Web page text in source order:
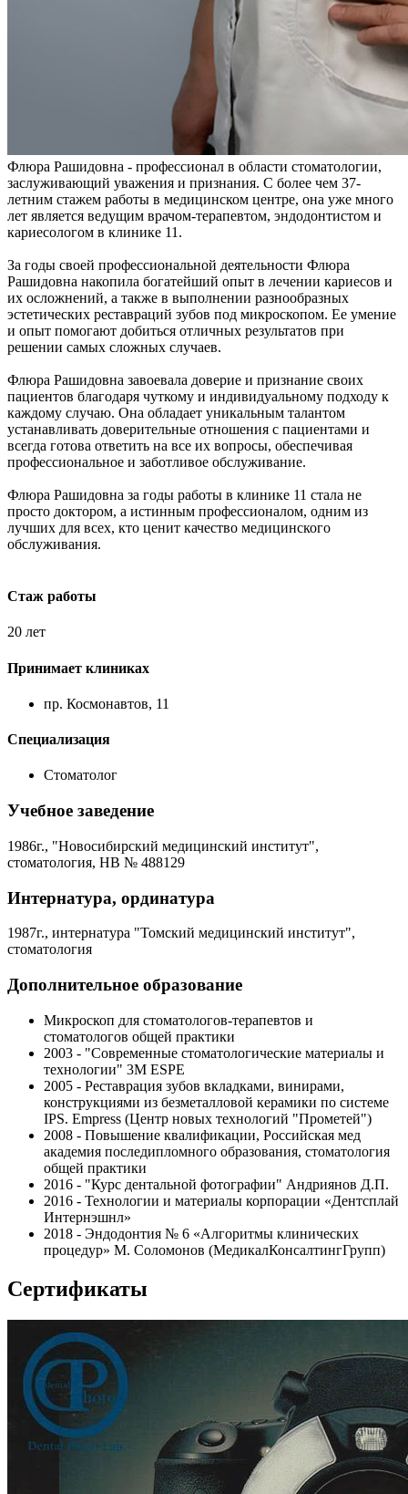
Флюра Рашидовна - профессионал в области стоматологии,
заслуживающий уважения и признания. С более чем 37-
летним стажем работы в медицинском центре, она уже много
лет является ведущим врачом-терапевтом, эндодонтистом и
кариесологом в клинике 11.
За годы своей профессиональной деятельности Флюра
Рашидовна накопила богатейший опыт в лечении кариесов и
их осложнений, а также в выполнении разнообразных
эстетических реставраций зубов под микроскопом. Ее умение
и опыт помогают добиться отличных результатов при
решении самых сложных случаев.
Флюра Рашидовна завоевала доверие и признание своих
пациентов благодаря чуткому и индивидуальному подходу к
каждому случаю. Она обладает уникальным талантом
устанавливать доверительные отношения с пациентами и
всегда готова ответить на все их вопросы, обеспечивая
профессиональное и заботливое обслуживание.
Флюра Рашидовна за годы работы в клинике 11 стала не
просто доктором, а истинным профессионалом, одним из
лучших для всех, кто ценит качество медицинского
обслуживания.
Стаж работы
20 лет
Принимает клиниках
пр. Космонавтов, 11
Специализация
Стоматолог
Учебное заведение
1986г., "Новосибирский медицинский институт",
стоматология, НВ № 488129
Интернатура, ординатура
1987г., интернатура "Томский медицинский институт",
стоматология
Дополнительное образование
Микроскоп для стоматологов-терапевтов и
стоматологов общей практики
2003 - "Современные стоматологические материалы и
технологии" 3M ESPE
2005 - Реставрация зубов вкладками, винирами,
конструкциями из безметалловой керамики по системе
IPS. Empress (Центр новых технологий "Прометей")
2008 - Повышение квалификации, Российская мед
академия последипломного образования, стоматология
общей практики
2016 - "Курс дентальной фотографии" Андриянов Д.П.
2016 - Технологии и материалы корпорации «Дентсплай
Интернэшнл»
2018 - Эндодонтия № 6 «Алгоритмы клинических
процедур» М. Соломонов (МедикалКонсалтингГрупп)
Сертификаты